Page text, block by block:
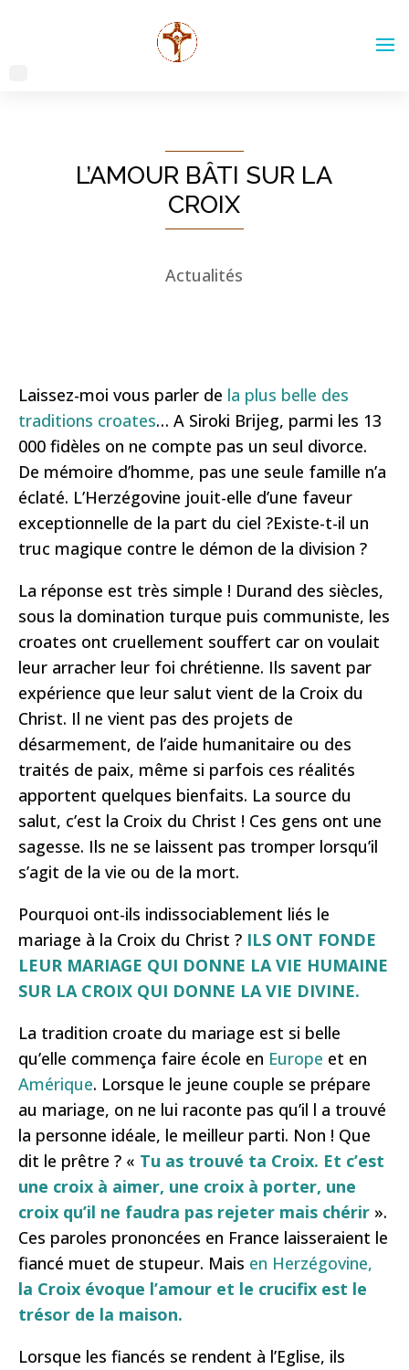
L’AMOUR BÂTI SUR LA
CROIX
Actualités
Laissez-moi vous parler de la plus belle des
traditions croates… A Siroki Brijeg, parmi les 13
000 fidèles on ne compte pas un seul divorce.
De mémoire d’homme, pas une seule famille n’a
éclaté. L’Herzégovine jouit-elle d’une faveur
exceptionnelle de la part du ciel ?Existe-t-il un
truc magique contre le démon de la division ?
La réponse est très simple ! Durand des siècles,
sous la domination turque puis communiste, les
croates ont cruellement souffert car on voulait
leur arracher leur foi chrétienne. Ils savent par
expérience que leur salut vient de la Croix du
Christ. Il ne vient pas des projets de
désarmement, de l’aide humanitaire ou des
traités de paix, même si parfois ces réalités
apportent quelques bienfaits. La source du
salut, c’est la Croix du Christ ! Ces gens ont une
sagesse. Ils ne se laissent pas tromper lorsqu’il
s’agit de la vie ou de la mort.
Pourquoi ont-ils indissociablement liés le
mariage à la Croix du Christ ? ILS ONT FONDE
LEUR MARIAGE QUI DONNE LA VIE HUMAINE
SUR LA CROIX QUI DONNE LA VIE DIVINE.
La tradition croate du mariage est si belle
qu’elle commença faire école en Europe et en
Amérique. Lorsque le jeune couple se prépare
au mariage, on ne lui raconte pas qu’il l a trouvé
la personne idéale, le meilleur parti. Non ! Que
dit le prêtre ? « Tu as trouvé ta Croix. Et c’est
une croix à aimer, une croix à porter, une
croix qu’il ne faudra pas rejeter mais chérir ».
Ces paroles prononcées en France laisseraient le
fiancé muet de stupeur. Mais en Herzégovine,
la Croix évoque l’amour et le crucifix est le
trésor de la maison.
Lorsque les fiancés se rendent à l’Eglise, ils